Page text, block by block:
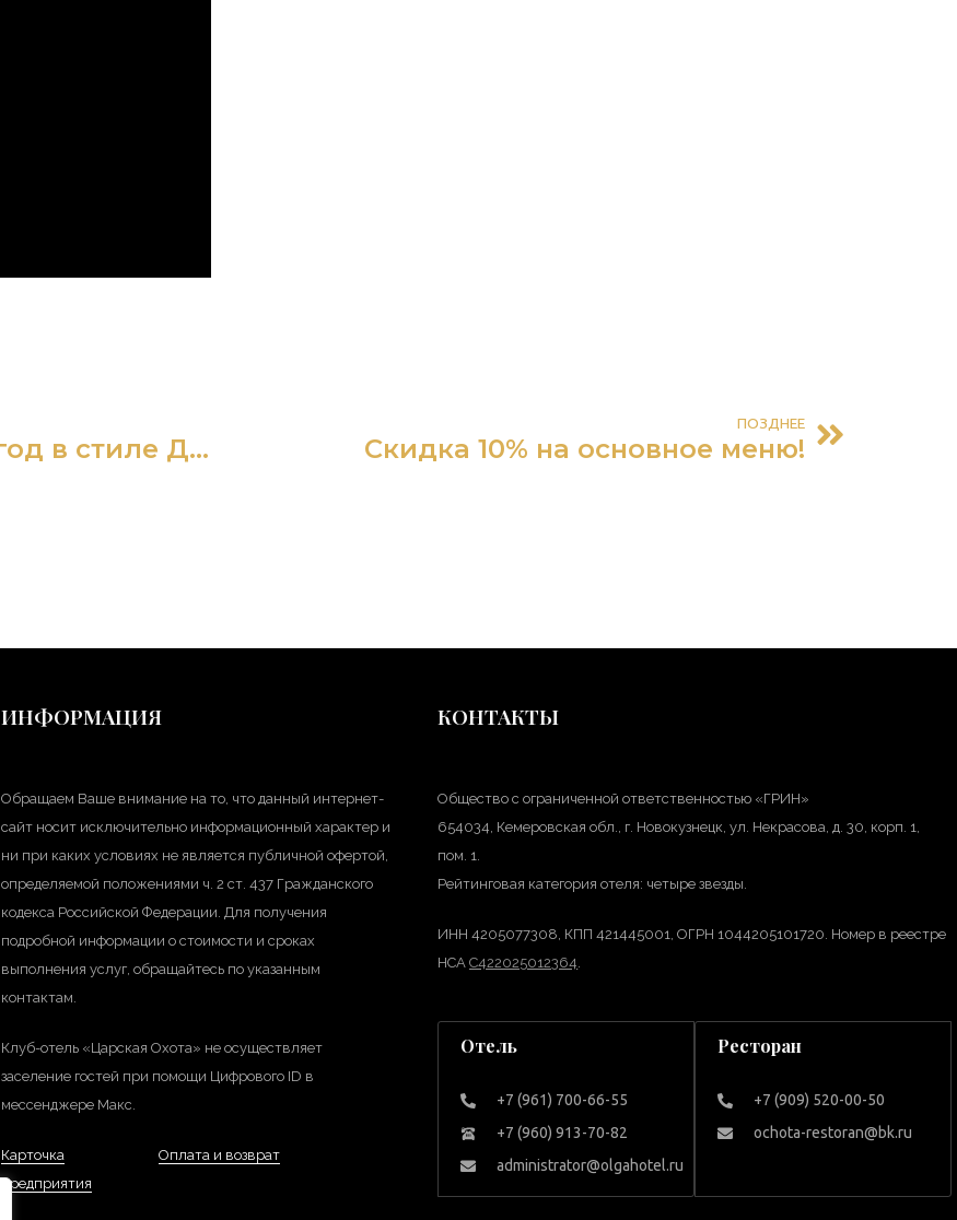
Шоу-программа «Новый год в стиле ДИСКО»
ПОЗДНЕЕ
Скидка 10% на основное меню!
ИНФОРМАЦИЯ
Обращаем Ваше внимание на то, что данный интернет-
сайт носит исключительно информационный характер и
ни при каких условиях не является публичной офертой,
определяемой положениями ч. 2 ст. 437 Гражданского
кодекса Российской Федерации. Для получения
подробной информации о стоимости и сроках
выполнения услуг, обращайтесь по указанным
контактам.
Клуб-отель «Царская Охота» не осуществляет
заселение гостей при помощи Цифрового ID в
мессенджере Макс.
Карточка
предприятия
Оплата и возврат
КОНТАКТЫ
Общество с ограниченной ответственностью «ГРИН»
654034, Кемеровская обл., г. Новокузнецк, ул. Некрасова, д. 30, корп. 1,
пом. 1.
Рейтинговая категория отеля: четыре звезды.
ИНН 4205077308, КПП 421445001, ОГРН 1044205101720. Номер в реестре
НСАС422025012364.
Отель
+7 (961) 700-66-55
+7 (960) 913-70-82
administrator@olgahotel.ru
Ресторан
+7 (909) 520-00-50
ochota-restoran@bk.ru